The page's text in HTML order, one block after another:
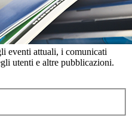
eventi attuali, i comunicati
utenti e altre pubblicazioni.